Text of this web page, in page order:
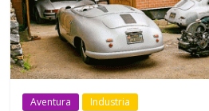
Aventura Industria